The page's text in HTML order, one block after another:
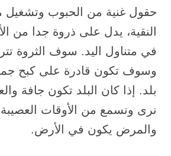
حقول غنية من الحبوب وتشغيل
النقية، يدل على ذروة جدا من
في متناول اليد. سوف الثروة
وسوف تكون قادرة على كبح
بلد. إذا كان البلد تكون جافة
نرى ونسمع من الأوقات
والمرض يكون في الأرض.